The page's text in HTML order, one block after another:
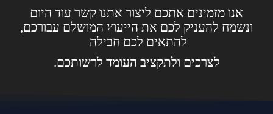
אנו מזמינים אתכם ליצור אתנו קשר עוד היום
ונשמח להעניק לכם את הייעוץ המושלם עבורכם,
להתאים לכם חבילה
לצרכים ולתקציב העומד לרשותכם.